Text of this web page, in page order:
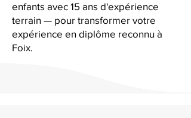
enfants avec 15 ans d'expérience
terrain — pour transformer votre
expérience en diplôme reconnu à
Foix.